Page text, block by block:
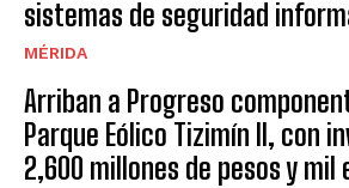
sistemas de seguridad
MÉRIDA
Arriban a Progreso
Parque Eólico Tizimín II, con
2,600 millones de pesos y mil